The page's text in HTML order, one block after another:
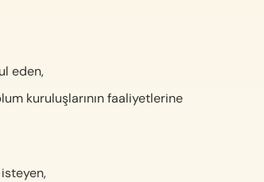
eden,
kuruluşlarının faaliyetlerine